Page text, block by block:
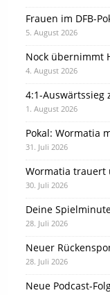
Frauen im DFB-
5. August 2026
Nock übernimmt
4. August 2026
4:1-Auswärtssieg
1. August 2026
Pokal: Wormatia
31. Juli 2026
Wormatia trauert
30. Juli 2026
Deine
28. Juli 2026
Neuer
28. Juli 2026
Neue Podcast-